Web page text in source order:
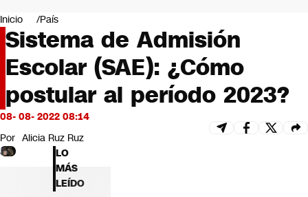
Negocios
Deportes
Programas completos
Cultura
Servicios
Bits
CNN tiempo
Futuro 360
Opinión
Inicio País
Sistema de Admisión
Escolar (SAE): ¿Cómo
postular al período 2023?
08- 08- 2022 08:14
Por Alicia Ruz Ruz
LO
MÁS
LEÍDO